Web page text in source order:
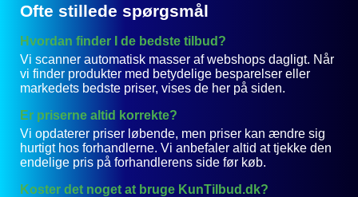
Ofte stillede spørgsmål
Hvordan finder I de bedste tilbud?
Vi scanner automatisk masser af webshops dagligt. Når
vi finder produkter med betydelige besparelser eller
markedets bedste priser, vises de her på siden.
Er priserne altid korrekte?
Vi opdaterer priser løbende, men priser kan ændre sig
hurtigt hos forhandlerne. Vi anbefaler altid at tjekke den
endelige pris på forhandlerens side før køb.
Koster det noget at bruge KunTilbud.dk?